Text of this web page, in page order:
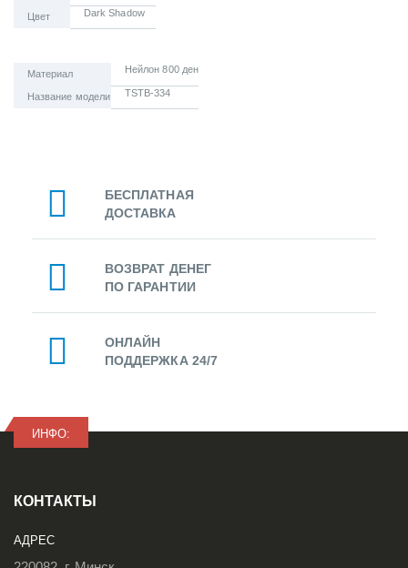
Цвет Dark Shadow
Материал Нейлон 800 ден
Название модели TSTB-334
БЕСПЛАТНАЯ
ДОСТАВКА
ВОЗВРАТ ДЕНЕГ
ПО ГАРАНТИИ
ОНЛАЙН
ПОДДЕРЖКА 24/7
ИНФО:
КОНТАКТЫ
АДРЕС